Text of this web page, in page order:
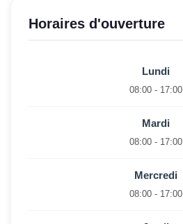
Horaires d'ouverture
Lundi
08:00 - 17:00
Mardi
08:00 - 17:00
Mercredi
08:00 - 17:00